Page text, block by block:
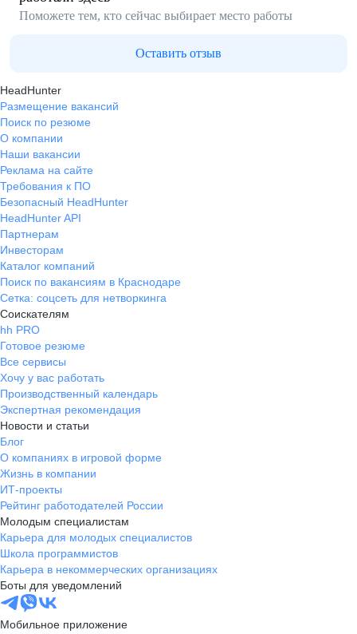
Поможете тем, кто сейчас выбирает место работы
Оставить отзыв
HeadHunter
Размещение вакансий
Поиск по резюме
О компании
Наши вакансии
Реклама на сайте
Требования к ПО
Безопасный HeadHunter
HeadHunter API
Партнерам
Инвесторам
Каталог компаний
Поиск по вакансиям в Краснодаре
Сетка: соцсеть для нетворкинга
Соискателям
hh PRO
Готовое резюме
Все сервисы
Хочу у вас работать
Производственный календарь
Экспертная рекомендация
Новости и статьи
Блог
О компаниях в игровой форме
Жизнь в компании
ИТ-проекты
Рейтинг работодателей России
Молодым специалистам
Карьера для молодых специалистов
Школа программистов
Карьера в некоммерческих организациях
Боты для уведомлений
Мобильное приложение